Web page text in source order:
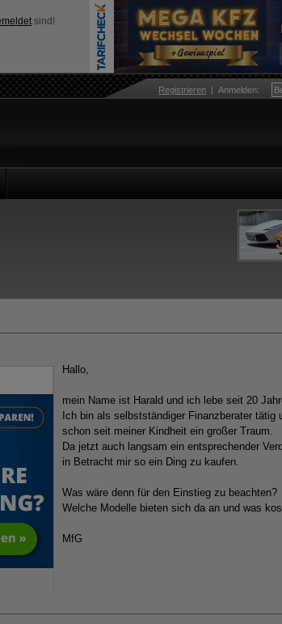
sind!
Registrieren |Anmelden:
Hallo,
mein Name ist Harald und ich lebe seit 20
Ich bin als selbstständiger Finanzberater tätig
schon seit meiner Kindheit ein großer Traum.
Da jetzt auch langsam ein entsprechender
in Betracht mir so ein Ding zu kaufen.
Was wäre denn für den Einstieg zu beachten?
Welche Modelle bieten sich da an und was
MfG